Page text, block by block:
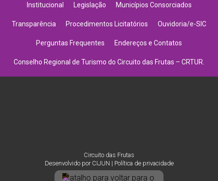
Institucional Legislação Municípios Consorciados
Transparência Procedimentos Licitatórios Ouvidoria/e-SIC
Perguntas Frequentes Endereços e Contatos
Conselho Regional de Turismo do Circuito das Frutas – CRTUR.
Circuito das Frutas
Desenvolvido por CIJUN | Política de privacidade